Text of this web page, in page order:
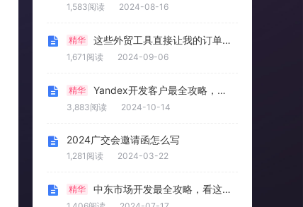
1,583阅读 2024-08-16
精华 这些外贸工具直接让我的订单多了20%！
1,671阅读 2024-09-06
精华 Yandex开发客户最全攻略，看这一篇就够了
3,883阅读 2024-10-14
2024广交会邀请函怎么写
1,281阅读 2024-03-22
精华 中东市场开发最全攻略，看这一篇就够了